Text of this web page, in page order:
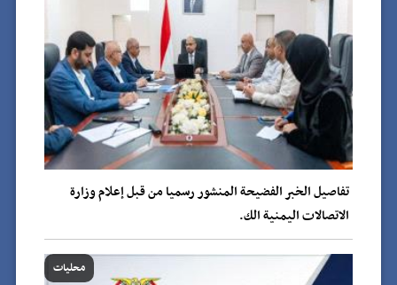
تفاصيل الخبر الفضيحة المنشور رسميا من قبل إعلام وزارة
الاتصالات اليمنية الك.
محليات